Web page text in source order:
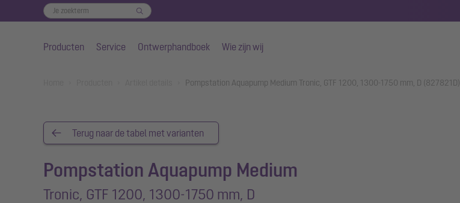
Producten Service Ontwerphandboek Wie zijn wij
Pompstation Aquapump Medium Tronic, GTF 1200, 1300-1750 mm, D (827821D)
Terug naar de tabel met varianten
Pompstation Aquapump Medium
Tronic, GTF 1200, 1300-1750 mm, D